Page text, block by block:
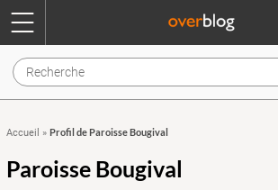
Accueil » Profil de Paroisse Bougival
Paroisse Bougival